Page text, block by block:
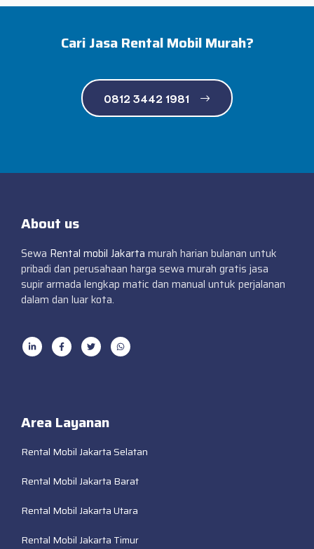
Cari Jasa Rental Mobil Murah?
0812 3442 1981
About us
Sewa Rental mobil Jakarta murah harian bulanan untuk
pribadi dan perusahaan harga sewa murah gratis jasa
supir armada lengkap matic dan manual untuk perjalanan
dalam dan luar kota.
Area Layanan
Rental Mobil Jakarta Selatan
Rental Mobil Jakarta Barat
Rental Mobil Jakarta Utara
Rental Mobil Jakarta Timur